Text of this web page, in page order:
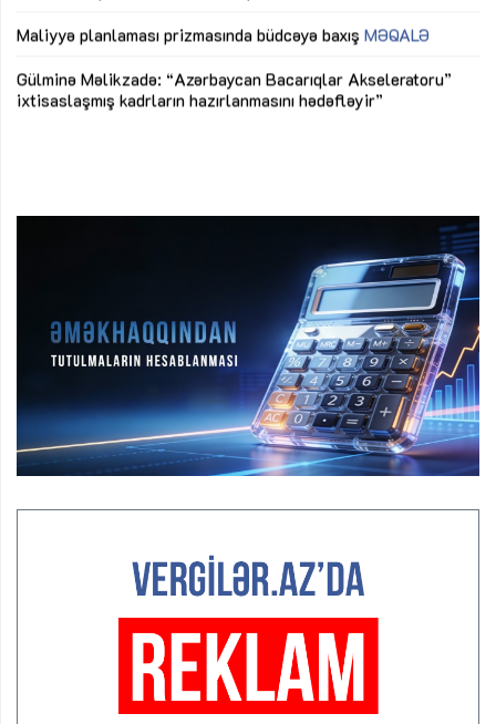
Maliyyə planlaması prizmasında büdcəyə baxış MƏQALƏ
Gülminə Məlikzadə: “Azərbaycan Bacarıqlar Akseleratoru”
ixtisaslaşmış kadrların hazırlanmasını hədəfləyir”